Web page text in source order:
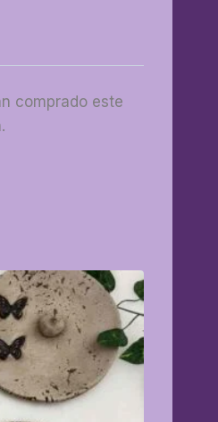
comprado este